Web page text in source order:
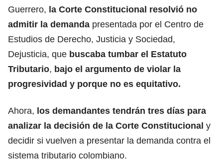
Guerrero, la Corte Constitucional resolvió no
admitir la demanda presentada por el Centro de
Estudios de Derecho, Justicia y Sociedad,
Dejusticia, que buscaba tumbar el Estatuto
Tributario, bajo el argumento de violar la
progresividad y porque no es equitativo.
Ahora, los demandantes tendrán tres días para
analizar la decisión de la Corte Constitucional y
decidir si vuelven a presentar la demanda contra el
sistema tributario colombiano.